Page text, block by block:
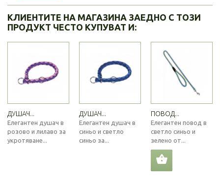
КЛИЕНТИТЕ НА МАГАЗИНА ЗАЕДНО С ТОЗИ
ПРОДУКТ ЧЕСТО КУПУВАТ И:
ДУШАЧ...
Елегантен душач в
розово и лилаво за
укротяване...
ДУШАЧ...
Елегантен душач в
синьо и светло
синьо за...
ПОВОД...
Елегантен повод в
светло синьо и
зелено от...